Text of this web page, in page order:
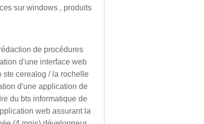
sur windows , produits
de procédures
d'une interface web
ste cerealog / la rochelle
d'une application de
du bts informatique de
web assurant la